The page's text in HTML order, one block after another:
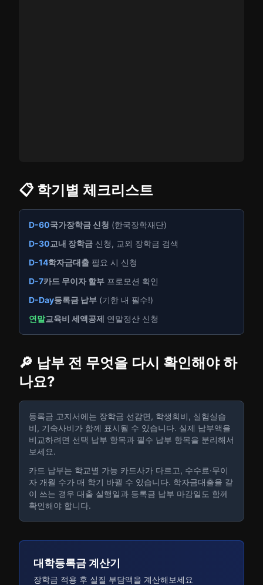
📋 학기별 체크리스트
D-60국가장학금 신청 (한국장학재단)
D-30교내 장학금 신청, 교외 장학금 검색
D-14학자금대출 필요 시 신청
D-7카드 무이자 할부 프로모션 확인
D-Day등록금 납부 (기한 내 필수!)
연말교육비 세액공제 연말정산 신청
🔎 납부 전 무엇을 다시 확인해야 하
나요?
등록금 고지서에는 장학금 선감면, 학생회비, 실험실습
비, 기숙사비가 함께 표시될 수 있습니다. 실제 납부액을
비교하려면 선택 납부 항목과 필수 납부 항목을 분리해서
보세요.
카드 납부는 학교별 가능 카드사가 다르고, 수수료·무이
자 개월 수가 매 학기 바뀔 수 있습니다. 학자금대출을 같
이 쓰는 경우 대출 실행일과 등록금 납부 마감일도 함께
확인해야 합니다.
대학등록금 계산기
장학금 적용 후 실질 부담액을 계산해보세요